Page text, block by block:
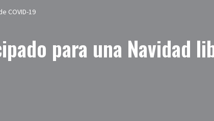
COVID-19
para una Navidad